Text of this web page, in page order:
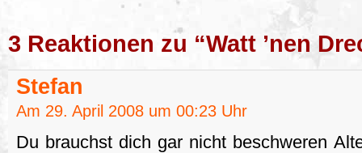
3 Reaktionen zu “Watt ’nen
Stefan
Am 29. April 2008 um 00:23 Uhr
Du brauchst dich gar nicht beschweren